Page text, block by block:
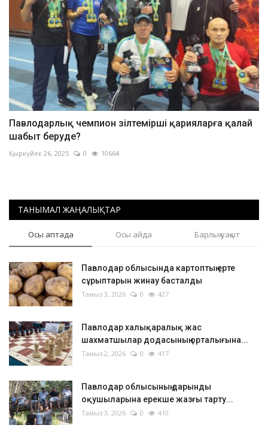
Павлодарлық чемпион зілтемірші қарияларға қалай
шабыт беруде?
Қыркүйек 26, 2025 0 10664
ТАНЫМАЛ ЖАҢАЛЫҚТАР
Осы аптада Осы айда Барлық уақыт
Павлодар облысында картоптың ерте
сұрыптарын жинау басталды
Тамыз 3, 2026 0 427
Павлодар халықаралық жас
шахматшылар додасының орталығына...
Тамыз 2, 2026 0 417
Павлодар облысының дарынды
оқушыларына ерекше жазғы тарту...
Тамыз 3, 2026 0 410